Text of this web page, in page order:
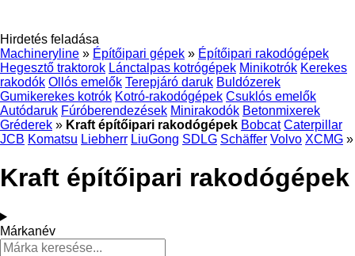
Hirdetés feladása
Machineryline » Építőipari gépek » Építőipari rakodógépek
Hegesztő traktorok Lánctalpas kotrógépek Minikotrók Kerekes
rakodók Ollós emelők Terepjáró daruk Buldózerek
Gumikerekes kotrók Kotró-rakodógépek Csuklós emelők
Autódaruk Fúróberendezések Minirakodók Betonmixerek
Gréderek » Kraft építőipari rakodógépek Bobcat Caterpillar
JCB Komatsu Liebherr LiuGong SDLG Schäffer Volvo XCMG »
Kraft építőipari rakodógépek
Márkanév